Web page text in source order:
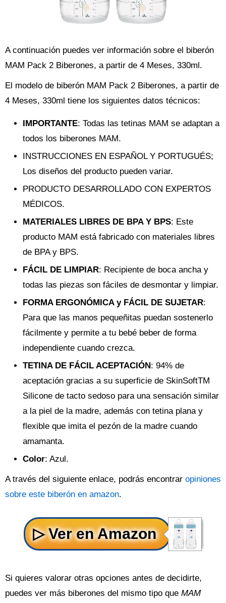
A continuación puedes ver información sobre el biberón
MAM Pack 2 Biberones, a partir de 4 Meses, 330ml.
El modelo de biberón MAM Pack 2 Biberones, a partir de
4 Meses, 330ml tiene los siguientes datos técnicos:
IMPORTANTE: Todas las tetinas MAM se adaptan a
todos los biberones MAM.
INSTRUCCIONES EN ESPAÑOL Y PORTUGUÉS;
Los diseños del producto pueden variar.
PRODUCTO DESARROLLADO CON EXPERTOS
MÉDICOS.
MATERIALES LIBRES DE BPA Y BPS: Este
producto MAM está fabricado con materiales libres
de BPA y BPS.
FÁCIL DE LIMPIAR: Recipiente de boca ancha y
todas las piezas son fáciles de desmontar y limpiar.
FORMA ERGONÓMICA y FÁCIL DE SUJETAR:
Para que las manos pequeñitas puedan sostenerlo
fácilmente y permite a tu bebé beber de forma
independiente cuando crezca.
TETINA DE FÁCIL ACEPTACIÓN: 94% de
aceptación gracias a su superficie de SkinSoftTM
Silicone de tacto sedoso para una sensación similar
a la piel de la madre, además con tetina plana y
flexible que imita el pezón de la madre cuando
amamanta.
Color: Azul.
A través del siguiente enlace, podrás encontrar opiniones
sobre este biberón en amazon.
Si quieres valorar otras opciones antes de decidirte,
puedes ver más biberones del mismo tipo que MAM